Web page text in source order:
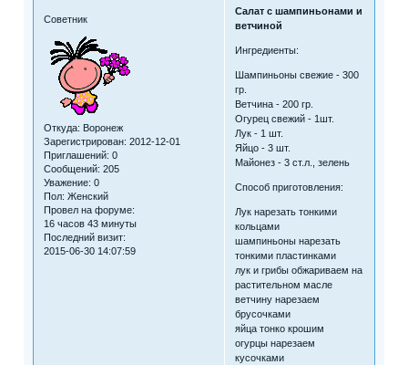
Советник
Откуда: Воронеж
Зарегистрирован: 2012-12-01
Приглашений: 0
Сообщений: 205
Уважение: 0
Пол: Женский
Провел на форуме:
16 часов 43 минуты
Последний визит:
2015-06-30 14:07:59
Салат с шампиньонами и
ветчиной
Ингредиенты:
Шампиньоны свежие - 300
гр.
Ветчина - 200 гр.
Огурец свежий - 1шт.
Лук - 1 шт.
Яйцо - 3 шт.
Майонез - 3 ст.л., зелень
Способ приготовления:
Лук нарезать тонкими
кольцами
шампиньоны нарезать
тонкими пластинками
лук и грибы обжариваем на
растительном масле
ветчину нарезаем
брусочками
яйца тонко крошим
огурцы нарезаем
кусочками